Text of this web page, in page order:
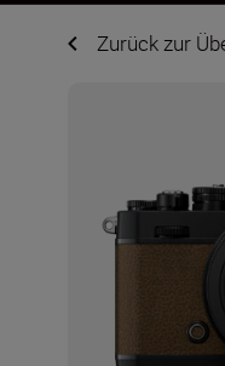
Zurück zur